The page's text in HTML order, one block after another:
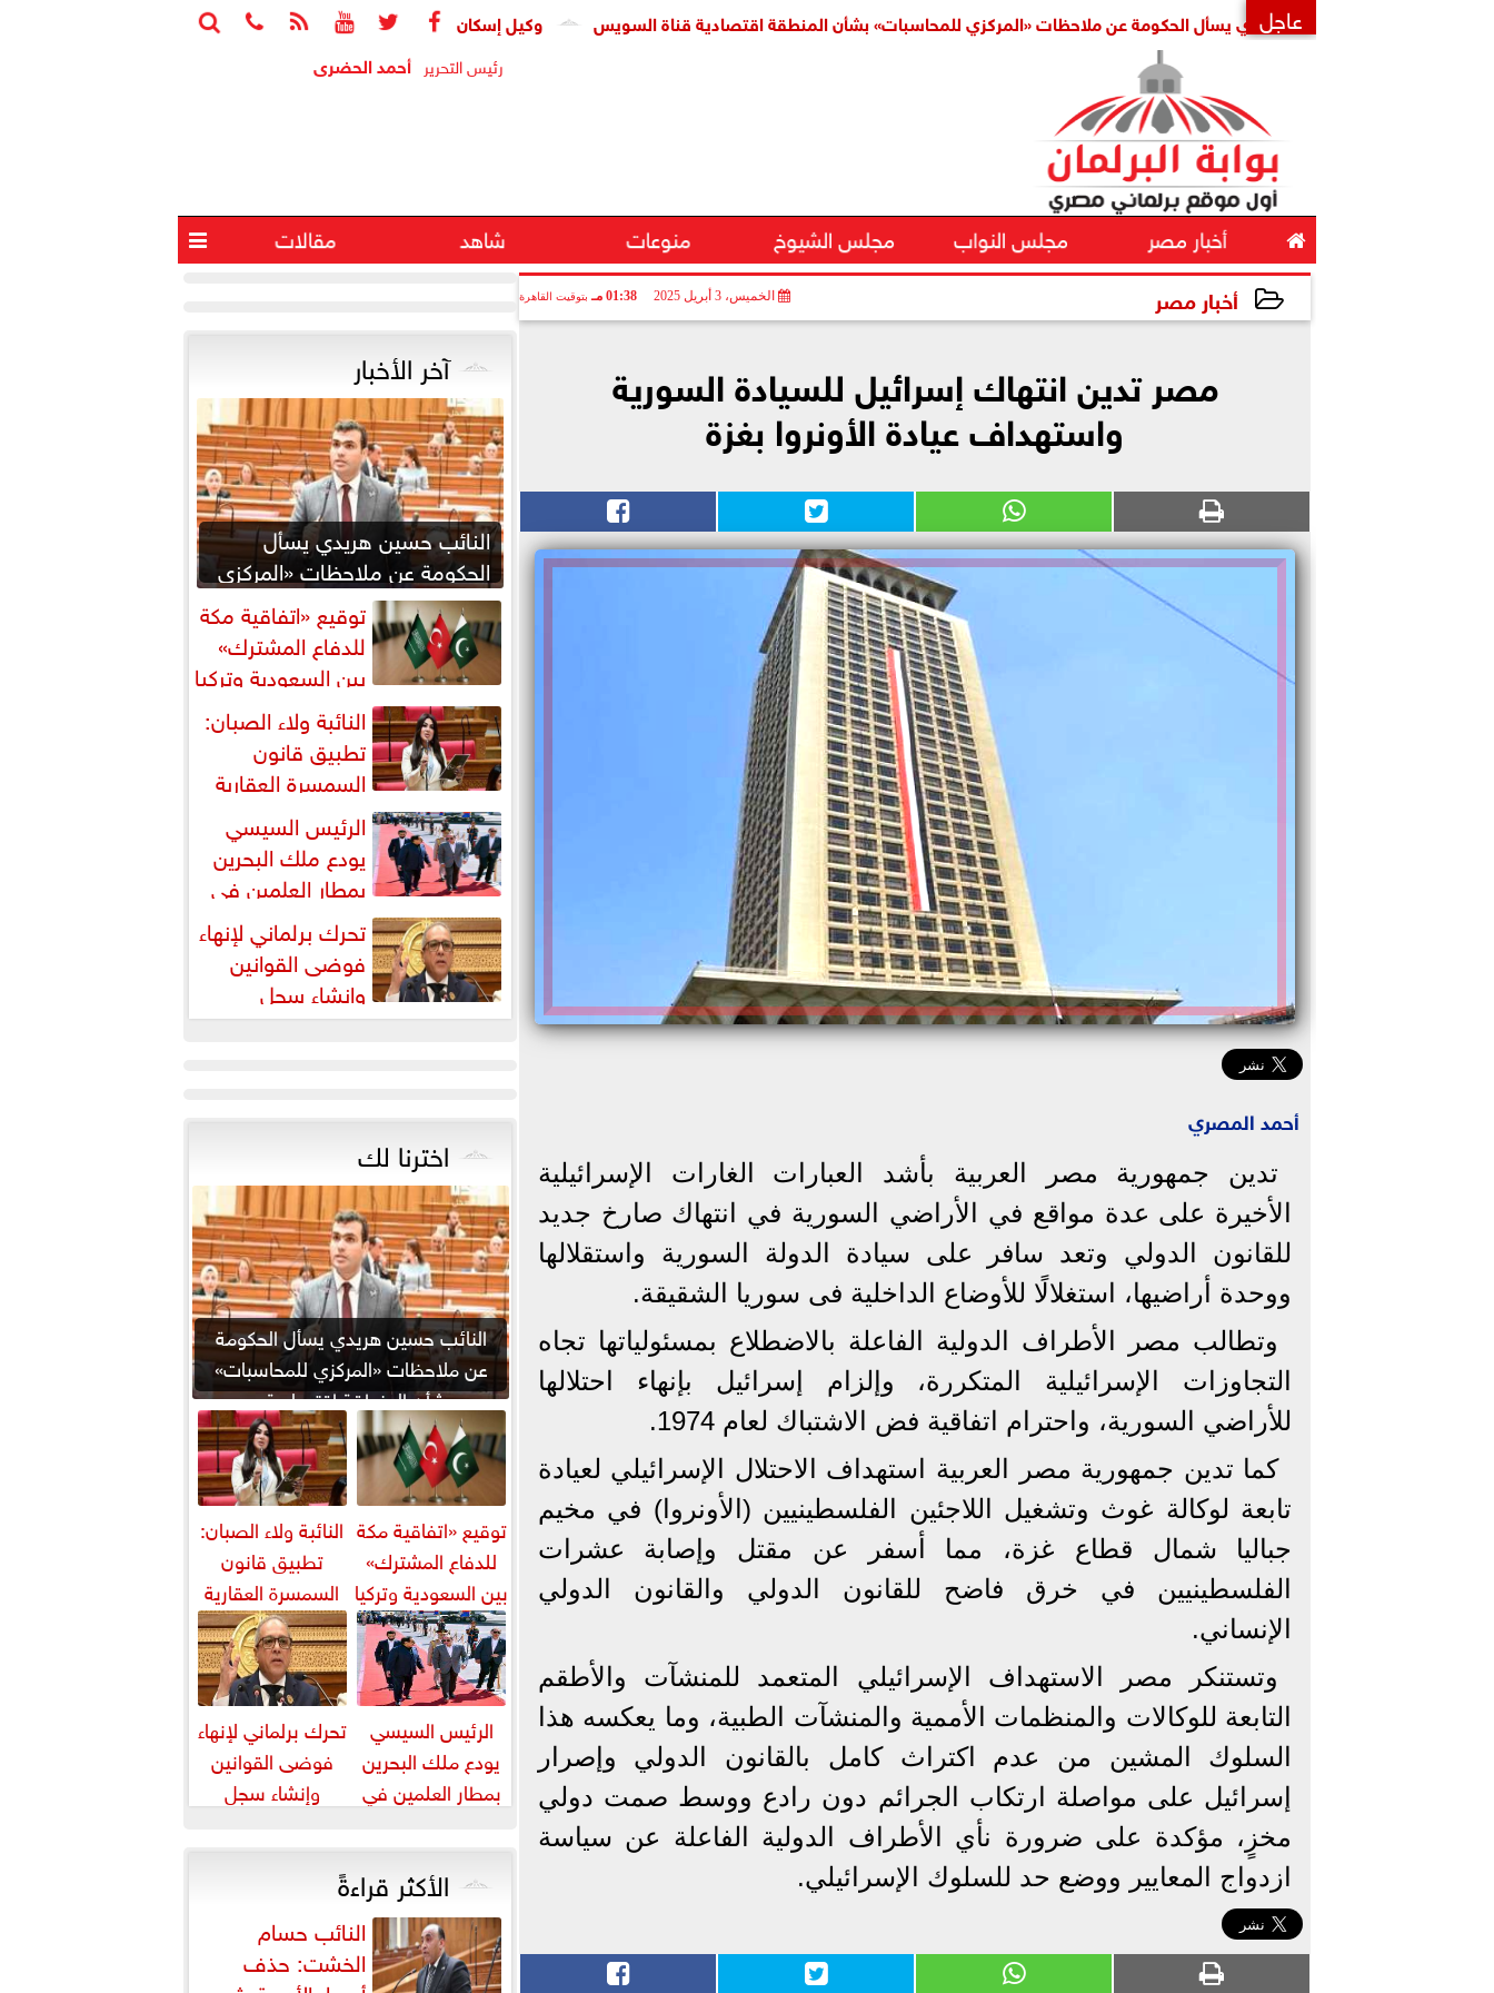





 عاجل وكيل إسكان النواب: الوحدات المغلقة ثروة قومية معطلة واستغلالها يخفف أزمة النائب حسين هريدي يسأل الحكومة عن ملاحظات «المركزي للمحاسبات» بشأن المنطقة اقتصادية قناة السويس
رئيس التحرير أحمد الحضرى
 أخبار مصر مجلس النواب مجلس الشيوخ منوعات شاهد مقالات 
أخبار مصر الخميس، 3 أبريل 2025 01:38 مـ بتوقيت القاهرة
مصر تدين انتهاك إسرائيل للسيادة السورية
واستهداف عيادة الأونروا بغزة
أحمد المصري
تدين جمهورية مصر العربية بأشد العبارات الغارات الإسرائيلية
الأخيرة على عدة مواقع في الأراضي السورية في انتهاك صارخ جديد
للقانون الدولي وتعد سافر على سيادة الدولة السورية واستقلالها
ووحدة أراضيها، استغلالًا للأوضاع الداخلية فى سوريا الشقيقة.
وتطالب مصر الأطراف الدولية الفاعلة بالاضطلاع بمسئولياتها تجاه
التجاوزات الإسرائيلية المتكررة، وإلزام إسرائيل بإنهاء احتلالها
للأراضي السورية، واحترام اتفاقية فض الاشتباك لعام 1974.
كما تدين جمهورية مصر العربية استهداف الاحتلال الإسرائيلي لعيادة
تابعة لوكالة غوث وتشغيل اللاجئين الفلسطينيين (الأونروا) في مخيم
جباليا شمال قطاع غزة، مما أسفر عن مقتل وإصابة عشرات
الفلسطينيين في خرق فاضح للقانون الدولي والقانون الدولي
الإنساني.
وتستنكر مصر الاستهداف الإسرائيلي المتعمد للمنشآت والأطقم
التابعة للوكالات والمنظمات الأممية والمنشآت الطبية، وما يعكسه هذا
السلوك المشين من عدم اكتراث كامل بالقانون الدولي وإصرار
إسرائيل على مواصلة ارتكاب الجرائم دون رادع ووسط صمت دولي
مخزٍ، مؤكدة على ضرورة نأي الأطراف الدولية الفاعلة عن سياسة
ازدواج المعايير ووضع حد للسلوك الإسرائيلي.
آخر الأخبار
النائب حسين هريدي يسأل
الحكومة عن ملاحظات «المركزي
للمحاسبات» بشأن المنطقة
اقتصادية...
توقيع «اتفاقية مكة
للدفاع المشترك»
بين السعودية وتركيا
وباكستان
النائبة ولاء الصبان:
تطبيق قانون
السمسرة العقارية
ضرورة لضبط السوق وحماية
حقوق...
الرئيس السيسي
يودع ملك البحرين
بمطار العلمين في
ختام زيارته إلى مصرتحرك برلماني لإنهاء
فوضى القوانين
وإنشاء سجل
تشريعي إلكتروني
اخترنا لك
النائب حسين هريدي يسأل الحكومة
عن ملاحظات «المركزي للمحاسبات»
بشأن المنطقة اقتصادية...
توقيع «اتفاقية مكة
للدفاع المشترك»
بين السعودية وتركيا
وباكستان
النائبة ولاء الصبان:
تطبيق قانون
السمسرة العقارية
ضرورة لضبط
السوق وحماية
حقوق...
الرئيس السيسي
يودع ملك البحرين
بمطار العلمين في
تحرك برلماني لإنهاء
فوضى القوانين
وإنشاء سجل
الأكثر قراءةً
النائب حسام
الخشت: حذف